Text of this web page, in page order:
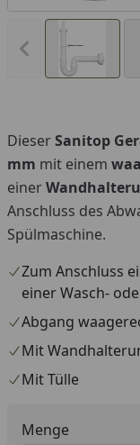
Vorheriges Bild
DieserSanitop
mm mit einem
einer
Anschluss des
Spülmaschine.
Zum Anschluss
einer Wasch-
Abgang
Mit
Mit Tülle
Menge